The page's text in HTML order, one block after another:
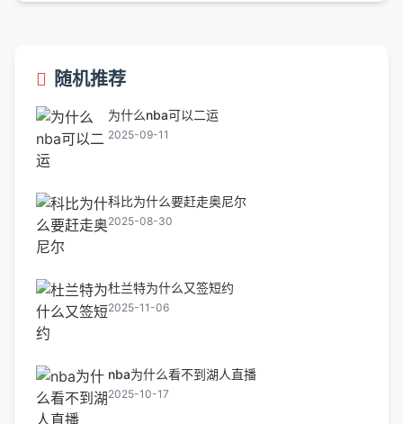
随机推荐
为什么nba可以二运
2025-09-11
科比为什么要赶走奥尼尔
2025-08-30
杜兰特为什么又签短约
2025-11-06
nba为什么看不到湖人直播
2025-10-17